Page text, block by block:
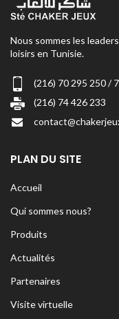
Nous sommes les
loisirs en Tunisie.
(216) 70 295 250 /
(216) 74 426 233
PLAN DU SITE
Accueil
Qui sommes nous?
Produits
Actualités
Partenaires
Visite virtuelle